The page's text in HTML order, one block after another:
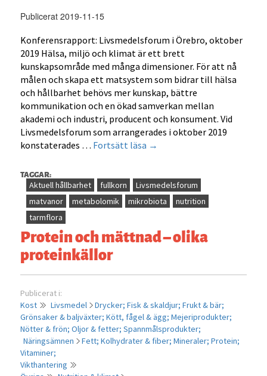
Publicerat 2019-11-15
Konferensrapport: Livsmedelsforum i Örebro, oktober
2019 Hälsa, miljö och klimat är ett brett
kunskapsområde med många dimensioner. För att nå
målen och skapa ett matsystem som bidrar till hälsa
och hållbarhet behövs mer kunskap, bättre
kommunikation och en ökad samverkan mellan
akademi och industri, producent och konsument. Vid
Livsmedelsforum som arrangerades i oktober 2019
konstaterades … Fortsätt läsa Kunskap
–
grund
för
hållbara
→
TAGGAR:
Aktuell hållbarhet fullkorn
Livsmedelsforum
matvanor
metabolomik mikrobiota
nutrition
tarmflora
Protein och mättnad – olika
proteinkällor
Publicerat i:
Kost
Livsmedel Drycker;Fisk & skaldjur;Frukt & bär;
Grönsaker & baljväxter;Kött, fågel & ägg;Mejeriprodukter;
Nötter & frön;Oljor & fetter;Spannmålsprodukter;
Näringsämnen
Fett;Kolhydrater & fiber;Mineraler;Protein;
Vitaminer;
Vikthantering